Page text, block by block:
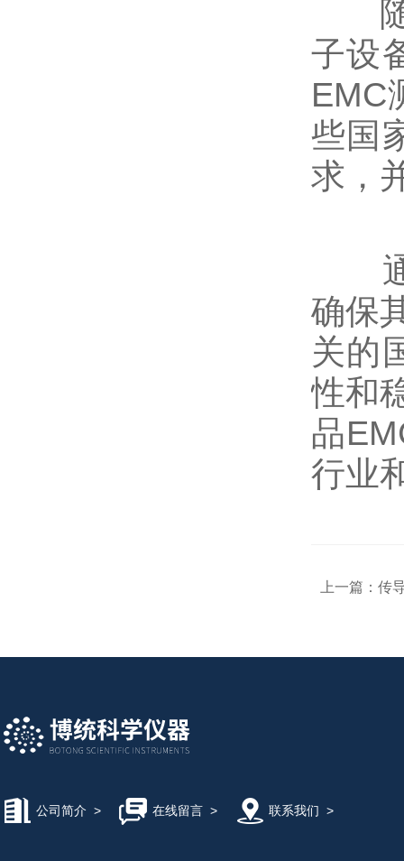
随
子设
EMC
些国
求，
通
确保
关的
性和
品
行业
上一篇： 传
公司简介 > 在线留言> 联系我们 >